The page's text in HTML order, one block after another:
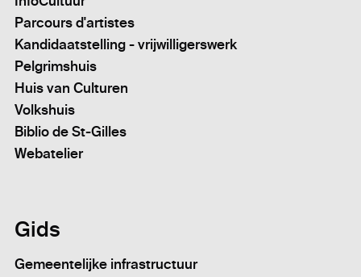
Parcours d'artistes
Kandidaatstelling - vrijwilligerswerk
Pelgrimshuis
Huis van Culturen
Volkshuis
Biblio de St-Gilles
Webatelier
Gids
Gemeentelijke infrastructuur